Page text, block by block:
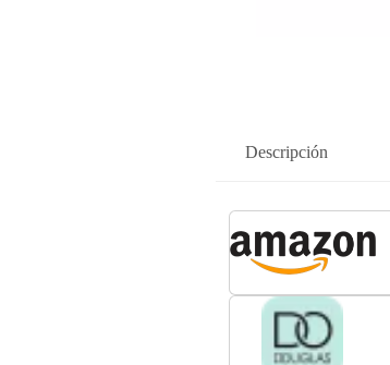
Descripción